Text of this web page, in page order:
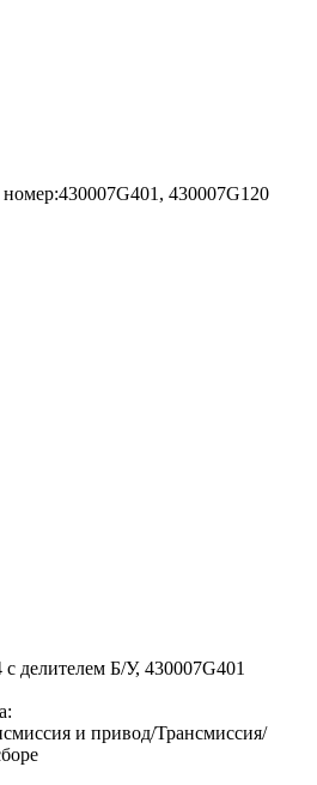
430007G120
делителем Б/У, 430007G401
и привод/Трансмиссия/